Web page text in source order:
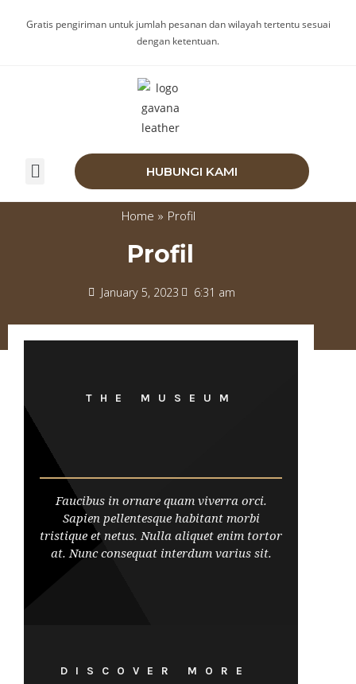
Gratis pengiriman untuk jumlah pesanan dan wilayah tertentu sesuai
dengan ketentuan.
HUBUNGI KAMI
Home » Profil
Profil
January 5, 2023 6:31 am
THE MUSEUM
Faucibus in ornare quam viverra orci.
Sapien pellentesque habitant morbi
tristique et netus. Nulla aliquet enim tortor
at. Nunc consequat interdum varius sit.
DISCOVER MORE